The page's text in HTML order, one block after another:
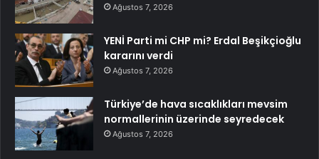
Ağustos 7, 2026
YENİ Parti mi CHP mi? Erdal Beşikçioğlu
kararını verdi
Ağustos 7, 2026
Türkiye’de hava sıcaklıkları mevsim
normallerinin üzerinde seyredecek
Ağustos 7, 2026